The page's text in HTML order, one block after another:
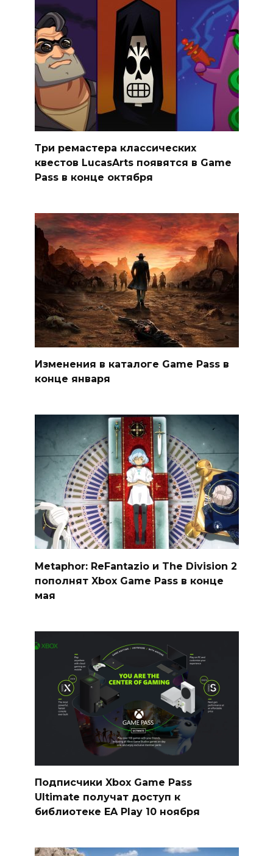
Три ремастера классических
квестов LucasArts появятся в Game
Pass в конце октября
Изменения в каталоге Game Pass в
конце января
Metaphor: ReFantazio и The Division 2
пополнят Xbox Game Pass в конце
мая
Подписчики Xbox Game Pass
Ultimate получат доступ к
библиотеке EA Play 10 ноября